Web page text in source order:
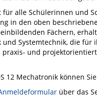
für alle Schülerinnen und
in den oben
Fächern,
Systemtechnik, die
und
12 Mechatronik können
über das